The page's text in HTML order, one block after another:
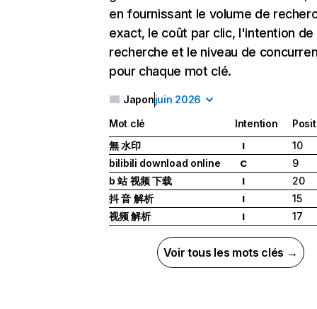
en fournissant le volume de
exact, le coût par clic, l'intention de
recherche et le niveau de
pour chaque mot clé.
Japonjuin 2026
Mot clé Intention
無 水印
I
10
bilibili download online
C
9
b 站 视频 下载
I
20
抖 音 解析
I
15
视频 解析
I 17
Voir tous les mots clés →